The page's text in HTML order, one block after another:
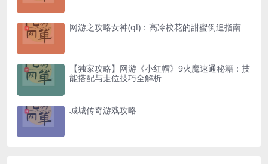
网游之攻略女神(gl)：高冷校花的甜蜜倒追指南
【独家攻略】网游《小红帽》9火魔速通秘籍：技
能搭配与走位技巧全解析
城城传奇游戏攻略